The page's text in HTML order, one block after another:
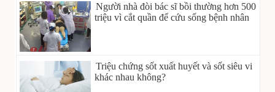
Người nhà đòi bác sĩ bồi thường hơn 500
triệu vì cắt quần để cứu sống bệnh nhân
Triệu chứng sốt xuất huyết và sốt siêu vi
khác nhau không?